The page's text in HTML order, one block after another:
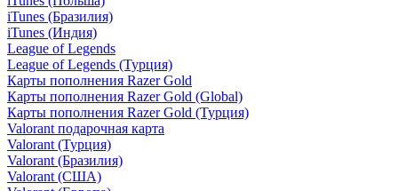
iTunes (Бразилия)
iTunes (Индия)
League of Legends
League of Legends (Турция)
Карты пополнения Razer Gold
Карты пополнения Razer Gold (Global)
Карты пополнения Razer Gold (Турция)
Valorant подарочная карта
Valorant (Турция)
Valorant (Бразилия)
Valorant (США)